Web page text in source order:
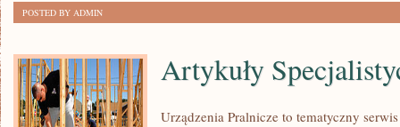
POSTED BY ADMIN
Artykuły
Urządzenia Pralnicze to tematyczny